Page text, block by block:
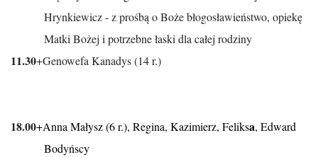
Hrynkiewicz - z prośbą o Boże błogosławieństwo, opiekę
Matki Bożej i potrzebne łaski dla całej rodziny
11.30+Genowefa Kanadys (14 r.)
18.00+Anna Małysz (6 r.), Regina, Kazimierz, Feliksa, Edward
Bodyńscy